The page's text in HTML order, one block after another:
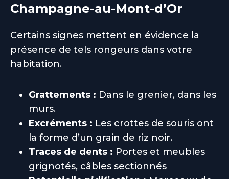
Champagne-au-Mont-d’Or
Certains signes mettent en évidence la
présence de tels rongeurs dans votre
habitation.
Grattements : Dans le grenier, dans les
murs.
Excréments : Les crottes de souris ont
la forme d’un grain de riz noir.
Traces de dents : Portes et meubles
grignotés, câbles sectionnés